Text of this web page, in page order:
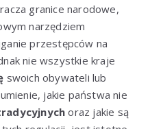
granice narodowe,
narzędziem
przestępców na
nie wszystkie kraje
swoich obywateli lub
jakie państwa nie
oraz jakie są